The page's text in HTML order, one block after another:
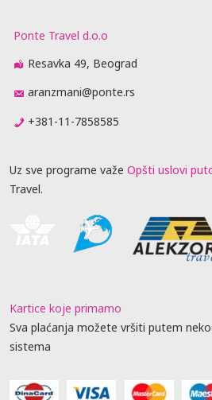
Ponte Travel d.o.o
Resavka 49, Beograd
aranzmani@ponte.rs
+381-11-7858585
Uz sve programe važe Opšti uslovi
Travel.
Kartice koje primamo
Sva plaćanja možete vršiti putem
sistema